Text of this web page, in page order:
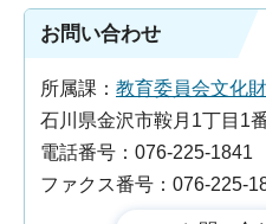
お問い合わせ
所属課： 教育委員会文化
石川県金沢市鞍月1丁目1
電話番号：076-225-1841
ファクス番号：076-225-